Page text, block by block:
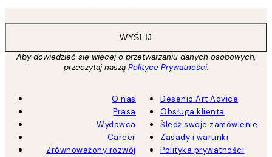
WYŚLIJ
Aby dowiedzieć się więcej o przetwarzaniu danych osobowych,
przeczytaj naszą Polityce Prywatności.
O nas
Prasa
Wydawca
Career
Zrównoważony rozwój
Desenio Art Advice
Obsługa klienta
Śledź swoje zamówienie
Zasady i warunki
Polityka prywatności